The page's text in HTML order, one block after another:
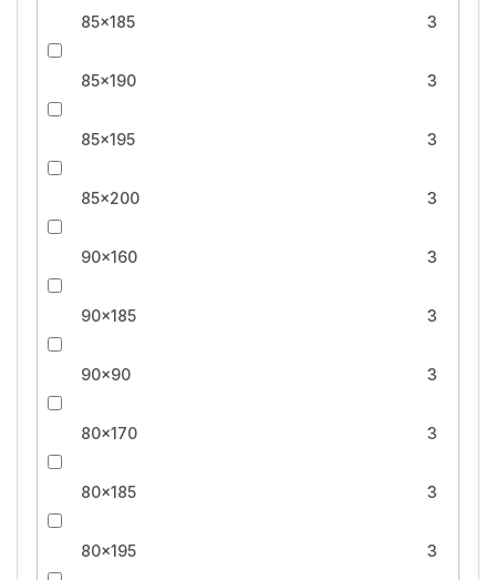
85x185 3
85x190 3
85x195 3
85x200 3
90x160 3
90x185 3
90x90 3
80x170 3
80x185 3
80x195 3